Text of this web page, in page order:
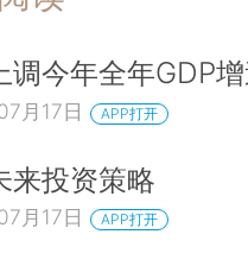
调今年全年GDP
月17日 APP打开
来投资策略
月17日 APP打开